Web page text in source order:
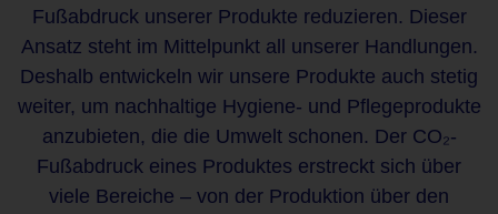
Fußabdruck unserer Produkte reduzieren. Dieser
Ansatz steht im Mittelpunkt all unserer Handlungen.
Deshalb entwickeln wir unsere Produkte auch stetig
weiter, um nachhaltige Hygiene- und Pflegeprodukte
anzubieten, die die Umwelt schonen. Der CO₂-
Fußabdruck eines Produktes erstreckt sich über
viele Bereiche – von der Produktion über den